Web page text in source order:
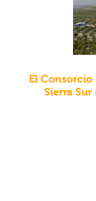
El
Sierra Sur